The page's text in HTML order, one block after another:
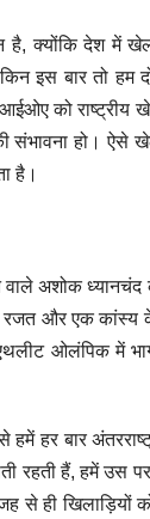
है, क्योंकि देश में
इस बार तो हम
को राष्ट्रीय
हो। ऐसे
है।
अशोक ध्यानचंद
रजत और एक
ओलंपिक में
हर बार
रहती हैं, हमें उस
खिलाड़ियों को